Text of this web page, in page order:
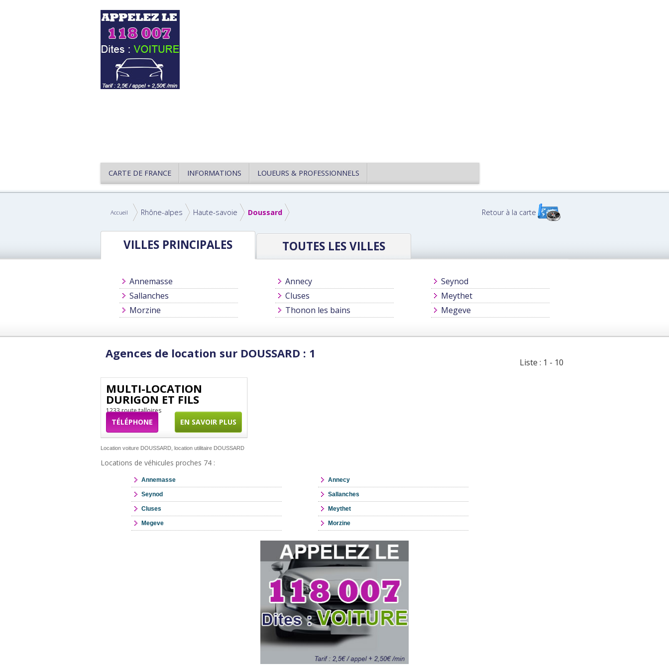
CARTE DE FRANCE INFORMATIONS LOUEURS & PROFESSIONNELS
Accueil Rhône-alpes Haute-savoie Doussard Retour à la carte
VILLES PRINCIPALES TOUTES LES VILLES
Annemasse Annecy
Seynod
Sallanches
Cluses
Meythet
Morzine
Thonon les bains Megeve
Agences de location sur DOUSSARD : 1
Liste : 1 - 10
MULTI-LOCATION
DURIGON ET FILS
1233 route talloires
TÉLÉPHONE EN SAVOIR PLUS
Location voiture DOUSSARD, location utilitaire DOUSSARD
Locations de véhicules proches 74 :
Annemasse Annecy
Seynod Sallanches
Cluses Meythet
Megeve Morzine